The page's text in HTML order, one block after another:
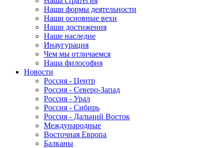
Наши формы деятельности
Наши основные вехи
Наши достижения
Наше наследие
Инаугурация
Чем мы отличаемся
Наша философия
Новости
Россия - Центр
Россия - Северо-Запад
Россия - Урал
Россия - Сибирь
Россия - Дальний Восток
Международные
Восточная Европа
Балканы